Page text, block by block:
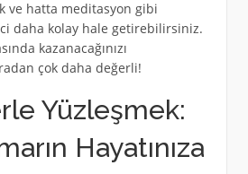
ve hatta meditasyon gibi
daha kolay hale getirebilirsiniz.
kazanacağınızı
çok daha değerli!
Yüzleşmek:
Hayatınıza